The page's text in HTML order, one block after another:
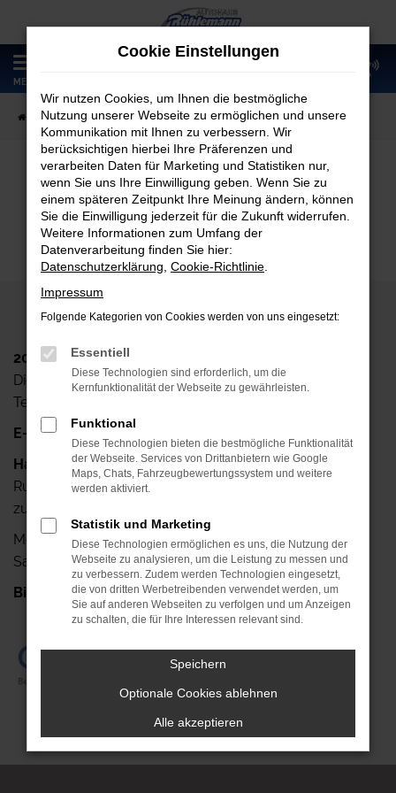
Zum
Hauptinhalt
springen
MENÜ
Startseite Fahrzeugangebote Fahrzeugmarkt
Fahrzeugmarkt
2024 Autohaus Rühlemann GmbH
Dieskaustr. 102, D-04249 Leipzig
Telefax: +49 341-42640-25
E-Mail:
info@autohaus-ruehlemann.de
Haben Sie noch Fragen?
Rufen Sie uns doch einfach an, wir stehen Ihnen gerne
zur Verfügung.
Mo.- Fr.: 7.00 Uhr bis 18.00 Uhr
Sa.: 08.00 Uhr bis 13.00 Uhr
Bis gleich! +49 341-42640-0
Cookie Einstellungen
Wir nutzen Cookies, um Ihnen die bestmögliche
Nutzung unserer Webseite zu ermöglichen und unsere
Kommunikation mit Ihnen zu verbessern. Wir
berücksichtigen hierbei Ihre Präferenzen und
verarbeiten Daten für Marketing und Statistiken nur,
wenn Sie uns Ihre Einwilligung geben. Wenn Sie zu
einem späteren Zeitpunkt Ihre Meinung ändern, können
Sie die Einwilligung jederzeit für die Zukunft widerrufen.
Weitere Informationen zum Umfang der
Datenverarbeitung finden Sie hier:
Datenschutzerklärung Cookie-Richtlinie
Impressum
Folgende Kategorien von Cookies werden von uns eingesetzt:
Essentiell
Diese Technologien sind erforderlich, um die
Kernfunktionalität der Webseite zu gewährleisten.
Funktional
Diese Technologien bieten die bestmögliche Funktionalität
der Webseite. Services von Drittanbietern wie Google
Maps, Chats, Fahrzeugbewertungssystem und weitere
werden aktiviert.
Statistik und Marketing
Diese Technologien ermöglichen es uns, die Nutzung der
Webseite zu analysieren, um die Leistung zu messen und
zu verbessern. Zudem werden Technologien eingesetzt,
die von dritten Werbetreibenden verwendet werden, um
Sie auf anderen Webseiten zu verfolgen und um Anzeigen
zu schalten, die für Ihre Interessen relevant sind.
Speichern
Optionale Cookies ablehnen
Alle akzeptieren